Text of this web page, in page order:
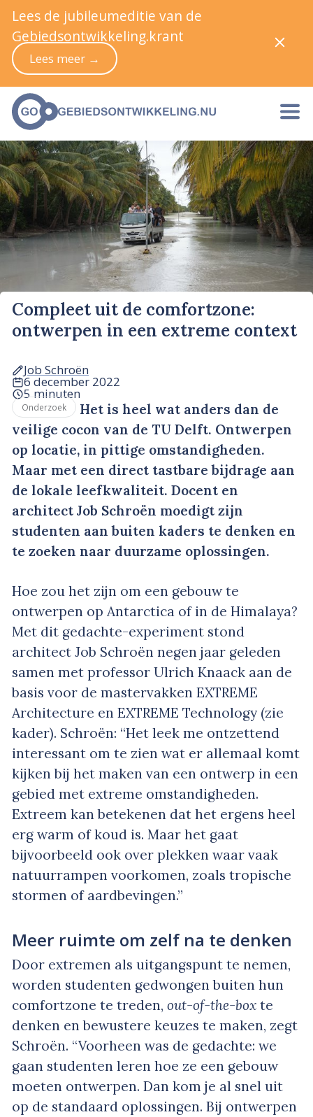
Compleet uit de comfortzone:
ontwerpen in een extreme context
Job Schroën
6 december 2022
5 minuten
Onderzoek
Het is heel wat anders dan de
veilige cocon van de TU Delft. Ontwerpen
op locatie, in pittige omstandigheden.
Maar met een direct tastbare bijdrage aan
de lokale leefkwaliteit. Docent en
architect Job Schroën moedigt zijn
studenten aan buiten kaders te denken en
te zoeken naar duurzame oplossingen.
Hoe zou het zijn om een gebouw te
ontwerpen op Antarctica of in de Himalaya?
Met dit gedachte-experiment stond
architect Job Schroën negen jaar geleden
samen met professor Ulrich Knaack aan de
basis voor de mastervakken EXTREME
Architecture en EXTREME Technology (zie
kader). Schroën: “Het leek me ontzettend
interessant om te zien wat er allemaal komt
kijken bij het maken van een ontwerp in een
gebied met extreme omstandigheden.
Extreem kan betekenen dat het ergens heel
erg warm of koud is. Maar het gaat
bijvoorbeeld ook over plekken waar vaak
natuurrampen voorkomen, zoals tropische
stormen of aardbevingen.”
Meer ruimte om zelf na te denken
Door extremen als uitgangspunt te nemen,
worden studenten gedwongen buiten hun
comfortzone te treden, out-of-the-box te
denken en bewustere keuzes te maken, zegt
Schroën. “Voorheen was de gedachte: we
gaan studenten leren hoe ze een gebouw
moeten ontwerpen. Dan kom je al snel uit
op de standaard oplossingen. Bij ontwerpen
Lees de jubileumeditie van de
Gebiedsontwikkeling.krant
Lees meer →